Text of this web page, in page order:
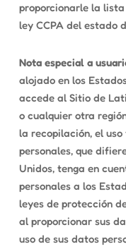
proporcionarle la
ley CCPA del estado
Nota especial a
alojado en los
accede al Sitio de
o cualquier otra
la recopilación, el
personales, que
Unidos, tenga en
personales a los
leyes de protección
al proporcionar sus
uso de sus datos